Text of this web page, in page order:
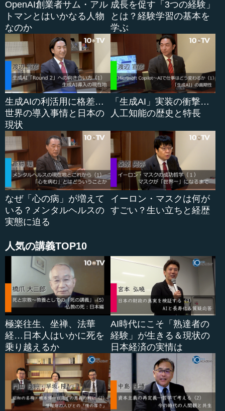
に大きいのです。それ以外というと中国やブラジルがあり
ますが、数字としてはもうはるかに離れていて、日本は４
パーセントといっても５番目なのです。ですから、数字の
上ではアメリカ以外は総じて小さいという状況です。
そうすると、例えばこれから伸びる国である中国やブラ
ジルの場合は、その「これから伸びる」ということが、そ
の国の意義になります。日本は日本で伸びますが、やはり
ＧＤＰの伸び自体が全然違うので、比較になりません。む
しろ日本は、これから伸びるということが前面に出てくる
より、日本ならではの貢献があるだろう、それは売上だけ
ではないだろうと私は考えています。
そこで私がよく言うのは、日本の研究開発における貢献
です。つまり、日本が最先端を行っているような業界で、
日本で研究し、開発して、製品を出し、それが外に波及し
ていくということがあって、日本でやらなければそれがで
きない。日本はこうした研究開発の部分での貢献が、やは
り大きくあるということです。
OpenAI創業者サム・アル
トマンとはいかなる人物
なのか
成長を促す「3つの経験」
とは？経験学習の基本を
学ぶ
生成AIの利活用に格差…
世界の導入事情と日本の
現状
「生成AI」実装の衝撃…
人工知能の歴史と特長
なぜ「心の病」が増えて
いる？メンタルヘルスの
実態に迫る
イーロン・マスクは何が
すごい？生い立ちと経歴
人気の講義TOP10
極楽往生、坐禅、法華
経…日本人はいかに死を
乗り越えるか
AI時代にこそ「熟達者の
経験」が生きる＆現状の
日本経済の実情は